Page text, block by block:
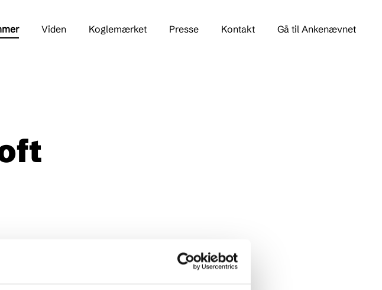
Viden Koglemærket Presse Kontakt Gå til Ankenævnet